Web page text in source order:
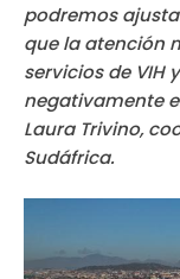
podremos
que la atención
servicios de VIH
negativamente
Laura Trivino,
Sudáfrica.